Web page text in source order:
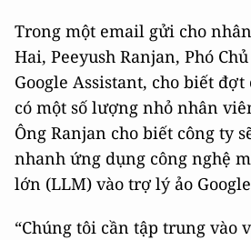
Trong một email gửi cho
Hai, Peeyush Ranjan, Phó
Google Assistant, cho biết
có một số lượng nhỏ nhân
Ông Ranjan cho biết công ty
nhanh ứng dụng công nghệ
lớn (LLM) vào trợ lý ảo
“Chúng tôi cần tập trung vào